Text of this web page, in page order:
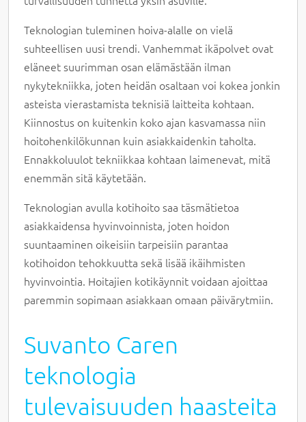
Teknologian tuleminen hoiva-alalle on vielä
suhteellisen uusi trendi. Vanhemmat ikäpolvet ovat
eläneet suurimman osan elämästään ilman
nykytekniikka, joten heidän osaltaan voi kokea jonkin
asteista vierastamista teknisiä laitteita kohtaan.
Kiinnostus on kuitenkin koko ajan kasvamassa niin
hoitohenkilökunnan kuin asiakkaidenkin taholta.
Ennakkoluulot tekniikkaa kohtaan laimenevat, mitä
enemmän sitä käytetään.
Teknologian avulla kotihoito saa täsmätietoa
asiakkaidensa hyvinvoinnista, joten hoidon
suuntaaminen oikeisiin tarpeisiin parantaa
kotihoidon tehokkuutta sekä lisää ikäihmisten
hyvinvointia. Hoitajien kotikäynnit voidaan ajoittaa
paremmin sopimaan asiakkaan omaan päivärytmiin.
Suvanto Caren
teknologia
tulevaisuuden haasteita